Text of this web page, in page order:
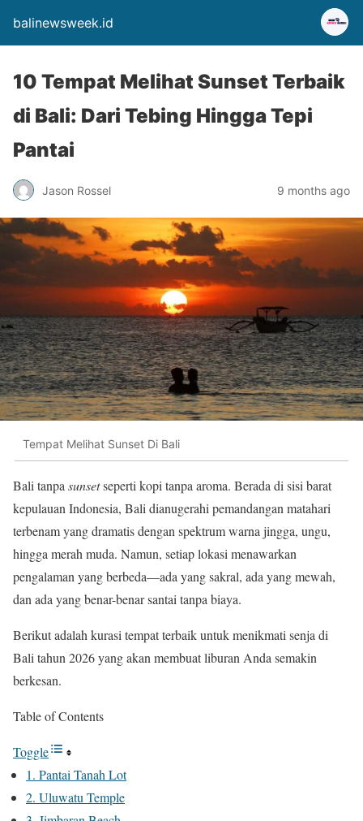
balinewsweek.id
10 Tempat Melihat Sunset Terbaik
di Bali: Dari Tebing Hingga Tepi
Pantai
Jason Rossel 9 months ago
Tempat Melihat Sunset Di Bali
Bali tanpa sunsetseperti kopi tanpa aroma. Berada di sisi barat
kepulauan Indonesia, Bali dianugerahi pemandangan matahari
terbenam yang dramatis dengan spektrum warna jingga, ungu,
hingga merah muda. Namun, setiap lokasi menawarkan
pengalaman yang berbeda—ada yang sakral, ada yang mewah,
dan ada yang benar-benar santai tanpa biaya.
Berikut adalah kurasi tempat terbaik untuk menikmati senja di
Bali tahun 2026 yang akan membuat liburan Anda semakin
berkesan.
Table of Contents
Toggle
1. Pantai Tanah Lot
2. Uluwatu Temple